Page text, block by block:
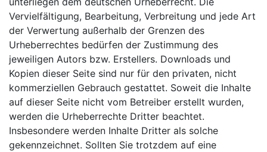
Vervielfältigung, Bearbeitung, Verbreitung und jede Art
der Verwertung außerhalb der Grenzen des
Urheberrechtes bedürfen der Zustimmung des
jeweiligen Autors bzw. Erstellers. Downloads und
Kopien dieser Seite sind nur für den privaten, nicht
kommerziellen Gebrauch gestattet. Soweit die Inhalte
auf dieser Seite nicht vom Betreiber erstellt wurden,
werden die Urheberrechte Dritter beachtet.
Insbesondere werden Inhalte Dritter als solche
gekennzeichnet. Sollten Sie trotzdem auf eine